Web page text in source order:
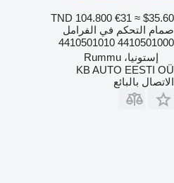
TND 104.800 €31 ≈ $35.60
صمام التحكم في الفرامل
4410501000 4410501010
إستونيا، Rummu
KB AUTO EESTI OÜ
الاتصال بالبائع